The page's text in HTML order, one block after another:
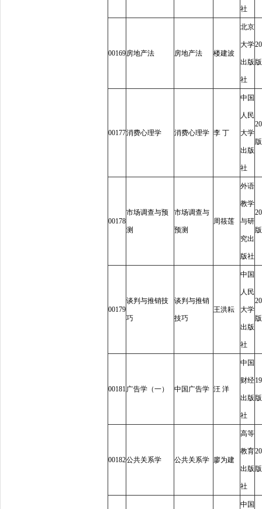
社
00169房地产法 房地产法 楼建波
北京
大学
出版
社
版
00177消费心理学 消费心理学 李 丁
中国
人民
大学
出版
社
版
00178
市场调查与预
测
市场调查与
预测
周筱莲
外语
教学
与研
究出
版社
版
00179
谈判与推销技
巧
谈判与推销
技巧
王洪耘
中国
人民
大学
出版
社
版
00181广告学（一） 中国广告学 汪 洋
中国
财经
出版
社
版
00182公共关系学 公共关系学 廖为建
高等
教育
出版
社
版
中国